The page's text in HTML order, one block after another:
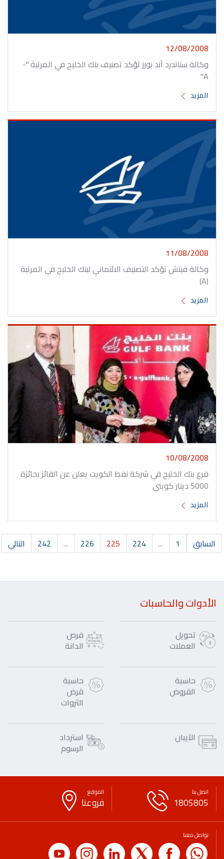
12/08/2008
وكالة ستاندرد آند بورز تؤكد تصنيف بنك الخليج في المرتبة "-
A"
المزيد
11/08/2008
وكالة فيتش تؤكد التصنيف الائتماني لبنك الخليج في المرتبة
(A)
المزيد
10/08/2008
فرع بنك الخليج في شركة نفط الكويت يعلن عن الفائز بجائزة
5000 دينار كويتي
المزيد
السابق 1
...
224
225
226
...
242 التالي
الأدوات والحاسبات
تحويل
العملات
فرص
الدانة
حاسبة
القروض
حاسبة
قرض
الثروات
الآيبان استرداد
الرسوم
اتصل بنا
1805805
الموقع
فروعنا
تواصل معنا